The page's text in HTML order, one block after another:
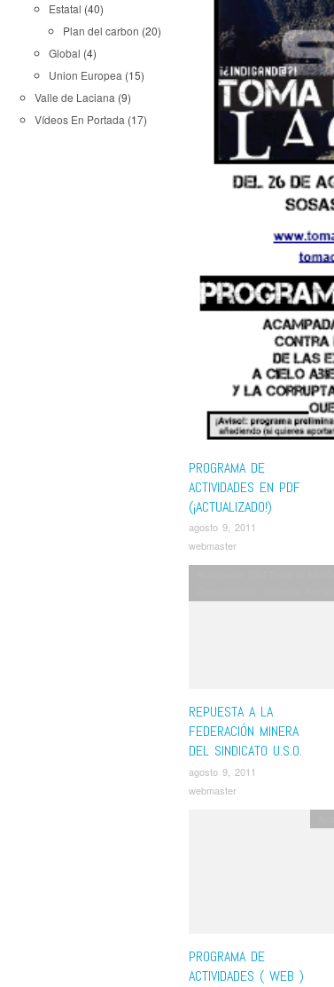
Estatal (40)
Plan del carbon (20)
Global (4)
Union Europea (15)
Valle de Laciana (9)
Vídeos En Portada (17)
PROGRAMA DE
ACTIVIDADES EN PDF
(¡ACTUALIZADO!)
agosto 9, 2011
webmaster
REPUESTA A LA
FEDERACIÓN MINERA
DEL SINDICATO U.S.O.
agosto 9, 2011
webmaster
PROGRAMA DE
ACTIVIDADES ( WEB )